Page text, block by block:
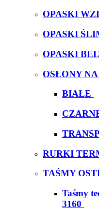
OPASKI
OPASKI
OPASKI
OSŁONY
BIAŁE
RURKI
TAŚMY
Taśmy
3160